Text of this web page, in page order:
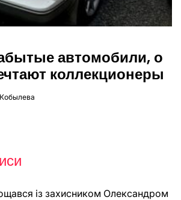
автомобили, о
коллекционеры
із захисником Олександром